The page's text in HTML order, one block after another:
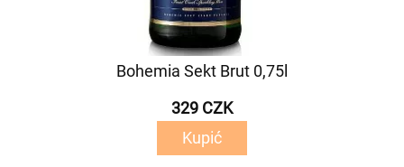
Bohemia Sekt Brut 0,75l
329 CZK
Kupić